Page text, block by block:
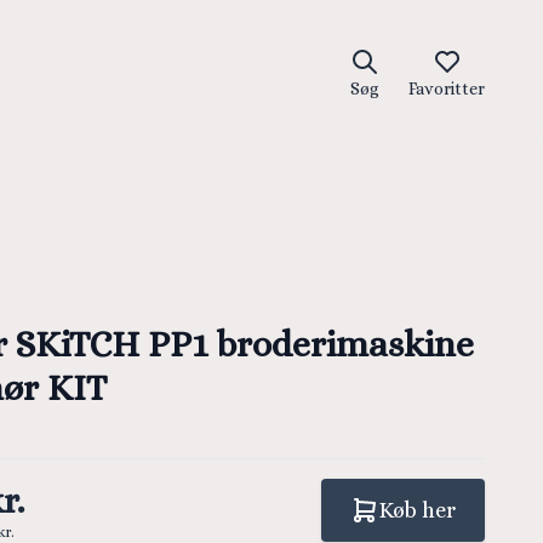
Søg Favoritter
PP1 broderimaskine
KIT
Køb her